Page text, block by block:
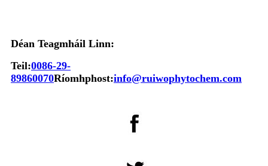
Déan Teagmháil Linn:
Teil:0086-29-
89860070Ríomhphost:info@ruiwophytochem.com